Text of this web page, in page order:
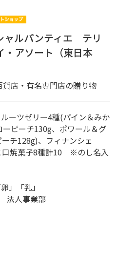
ャルパンティエ テリ
・アソート（東日本
店・有名専門店の贈り物
ーツゼリー4種(パイン＆みか
ピーチ130g、ポワール＆グ
チ128g)、フィナンシェ
焼菓子8種計10 ※のし名入
」「乳」
法人事業部